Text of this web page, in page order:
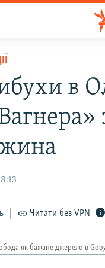
в
Читати без VPN
як бажане джерело в